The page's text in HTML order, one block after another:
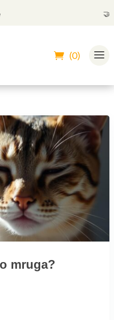
🤝
(0)
mruga?